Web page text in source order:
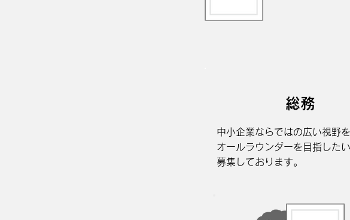
総務
中小企業ならではの広い視野
オールラウンダーを目指した
募集しております。